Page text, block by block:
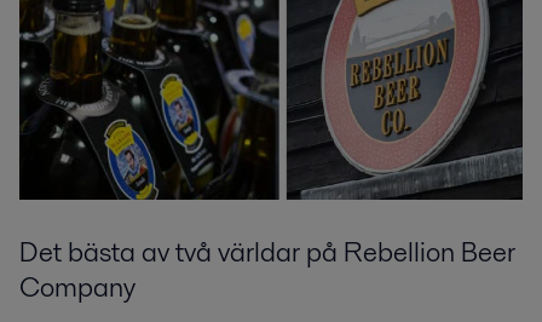
Det bästa av två världar på Rebellion Beer
Company